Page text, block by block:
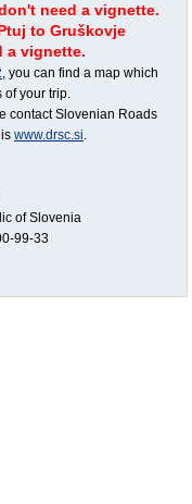
need a vignette.
to Gruškovje
a vignette.
, you can find a map which
of your trip.
contact Slovenian Roads
www.drsc.si.
of Slovenia
99-33